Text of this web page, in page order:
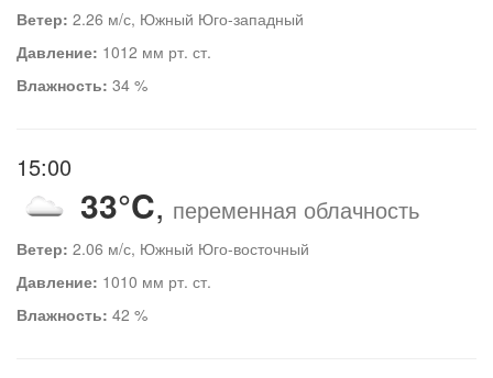
Ветер: 2.26 м/с, Южный Юго-западный
Давление: 1012 мм рт. ст.
Влажность: 34 %
15:00
33°C, переменная облачность
Ветер: 2.06 м/с, Южный Юго-восточный
Давление: 1010 мм рт. ст.
Влажность: 42 %